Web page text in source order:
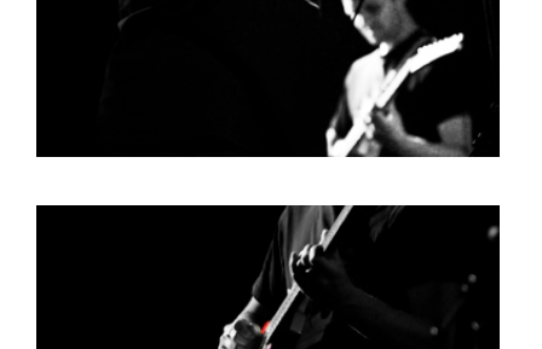
ERYN BOSMA
ELINE KAMMINGA
KAREN SAAMAN
ARNOUD HEIKENS